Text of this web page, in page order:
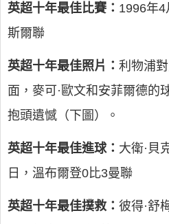
英超十年最佳比賽： 1996年
斯爾聯
英超十年最佳照片： 利物浦
面，麥可·歐文和安菲爾德的
抱頭遺憾（下圖）。
英超十年最佳進球： 大衛·貝
日，溫布爾登0比3曼聯
英超十年最佳撲救： 彼得·舒